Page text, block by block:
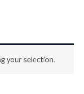
your selection.